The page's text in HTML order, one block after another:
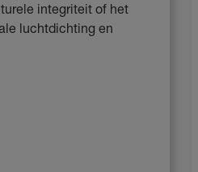
integriteit of het
luchtdichting en